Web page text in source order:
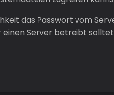
das Passwort vom
Server betreibt solltet